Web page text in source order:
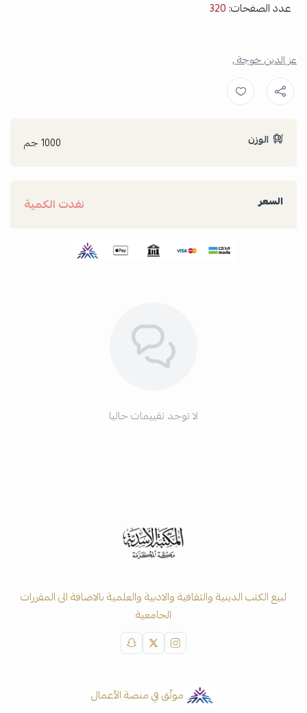
عدد الصفحات: 320
عز الدين خوجة ,
الوزن 1000 جم
السعر نفدت الكمية
لا توجد تقييمات حاليا
لبيع الكتب الدينية والثقافية والادبية والعلمية بالاضافة الى المقررات
الجامعية
موثّق في منصة الأعمال